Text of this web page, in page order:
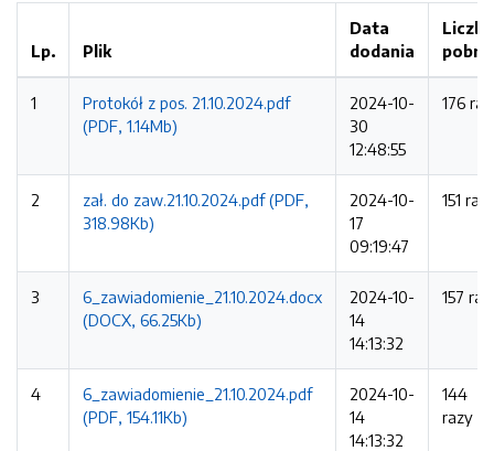
Lp. Plik
Data
dodania
Liczba
1
Protokół z pos. 21.10.2024.pdf
(PDF, 1.14Mb)
2024-10-
30
12:48:55
176
2
zał. do zaw.21.10.2024.pdf (PDF,
318.98Kb)
2024-10-
17
09:19:47
151
3
6_zawiadomienie_21.10.2024.docx
(DOCX, 66.25Kb)
2024-10-
14
14:13:32
157
4
6_zawiadomienie_21.10.2024.pdf
(PDF, 154.11Kb)
2024-10-
14
14:13:32
144
razy